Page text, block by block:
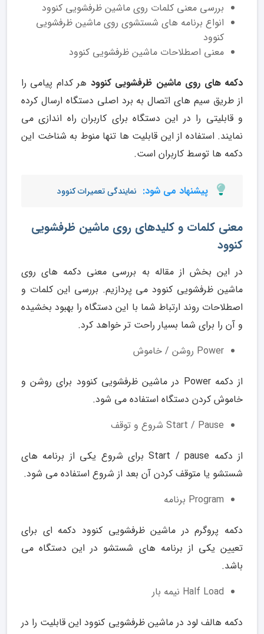
بررسی معنی کلمات روی ماشین ظرفشویی کنوود
انواع برنامه های شستشوی روی ماشین ظرفشویی
کنوود
معنی اصطلاحات ماشین ظرفشویی کنوود
دکمه های روی ماشین ظرفشویی کنوود هر کدام پیامی را
از طریق سیم های اتصال به برد اصلی دستگاه ارسال کرده
و قابلیتی را در این دستگاه برای کاربران راه اندازی می
نمایند. استفاده از این قابلیت ها تنها منوط به شناخت این
دکمه ها توسط کاربران است.
پیشنهاد می شود: نمایندگی تعمیرات کنوود
معنی کلمات و کلیدهای روی ماشین ظرفشویی
کنوود
در این بخش از مقاله به بررسی معنی دکمه های روی
ماشین ظرفشویی کنوود می پردازیم. بررسی این کلمات و
اصطلاحات روند ارتباط شما با این دستگاه را بهبود بخشیده
و آن را برای شما بسیار راحت تر خواهد کرد.
Power روشن / خاموش
از دکمه Power در ماشین ظرفشویی کنوود برای روشن و
خاموش کردن دستگاه استفاده می شود.
Start / Pause شروع و توقف
از دکمه Start / pause برای شروع یکی از برنامه های
شستشو یا متوقف کردن آن بعد از شروع استفاده می شود.
Program برنامه
دکمه پروگرم در ماشین ظرفشویی کنوود دکمه ای برای
تعیین یکی از برنامه های شستشو در این دستگاه می
باشد.
Half Load نیمه بار
دکمه هالف لود در ماشین ظرفشویی کنوود این قابلیت را در